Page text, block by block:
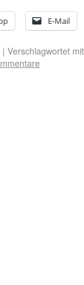
E-Mail
| Verschlagwortet mit